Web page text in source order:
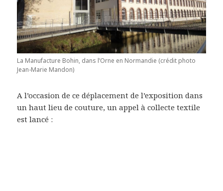
La Manufacture Bohin, dans l’Orne en Normandie (crédit photo
Jean-Marie Mandon)
A l’occasion de ce déplacement de l’exposition dans
un haut lieu de couture, un appel à collecte textile
est lancé :